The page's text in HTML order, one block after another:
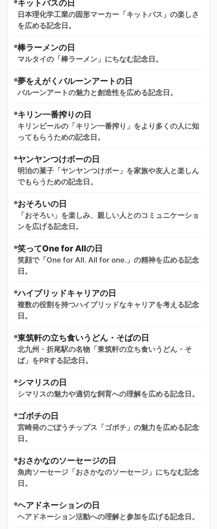
キットパスの日
日本理化学工業の固形マーカー「キットパス」の楽しさ
を広める記念日。
棒ラーメンの日
マルタイの「棒ラーメン」にちなむ記念日。
夢をえがくバルーンアートの日
バルーンアートの魅力と創造性を広める記念日。
キリン一番搾りの日
キリンビールの「キリン一番搾り」をより多くの人に知
ってもらうための記念日。
ヤンヤンつけボーの日
明治の菓子「ヤンヤンつけボー」を家族や友人と楽しん
でもらうための記念日。
おそろいの日
「おそろい」を楽しみ、親しい人とのコミュニケーショ
ンを広げる記念日。
笑ってOne for Allの日
笑顔で「One for All. All for one.」の精神を広める記念
日。
ハイブリッドキャリアの日
複数の役割を持つハイブリッドなキャリアを考える記念
日。
東筑軒の立ち食いうどん・そばの日
北九州・折尾駅の名物「東筑軒の立ち食いうどん・そ
ば」をPRする記念日。
シマリスの日
シマリスの魅力や適切な飼育への理解を広める記念日。
ゴボチの日
宮崎発のごぼうチップス「ゴボチ」の魅力を広める記念
日。
おさかなのソーセージの日
魚肉ソーセージ「おさかなのソーセージ」にちなむ記念
日。
ヘアドネーションの日
ヘアドネーション活動への理解と参加を広げる記念日。